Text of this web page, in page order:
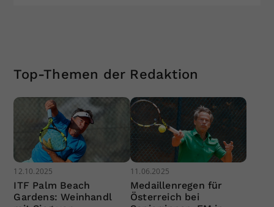
Top-Themen der Redaktion
12.10.2025
ITF Palm Beach
Gardens: Weinhandl
11.06.2025
Medaillenregen für
Österreich bei